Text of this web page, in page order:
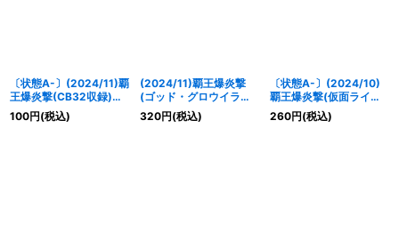
〔状態A-〕(2024/11)覇
王爆炎撃(CB32収録)
【C】{SD56-RV008
《赤》
100円(税込)
(2024/11)覇王爆炎撃
(ゴッド・グロウイラス
ト)【C】{SD56-
RV008}《赤》
320円(税込)
〔状態A-〕(2024/10)
覇王爆炎撃(仮面ライダ
ーファイズイラスト)
【C】{SD56-RV008
260円(税込)